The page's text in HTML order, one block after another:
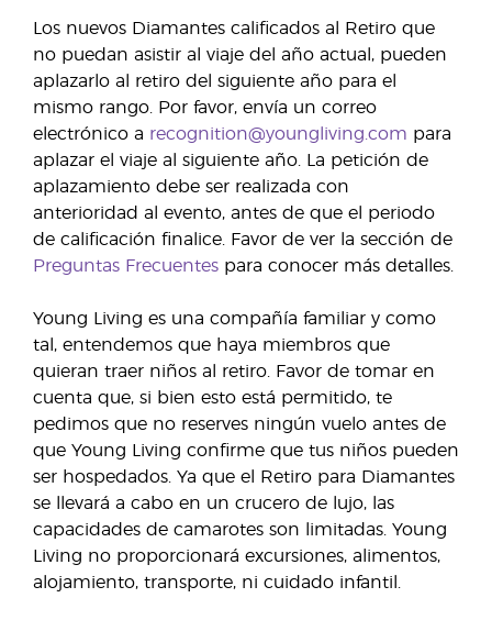
Los nuevos Diamantes calificados al Retiro que
no puedan asistir al viaje del año actual, pueden
aplazarlo al retiro del siguiente año para el
mismo rango. Por favor, envía un correo
electrónico a recognition@youngliving.com para
aplazar el viaje al siguiente año. La petición de
aplazamiento debe ser realizada con
anterioridad al evento, antes de que el periodo
de calificación finalice. Favor de ver la sección de
Preguntas Frecuentes para conocer más detalles.
Young Living es una compañía familiar y como
tal, entendemos que haya miembros que
quieran traer niños al retiro. Favor de tomar en
cuenta que, si bien esto está permitido, te
pedimos que no reserves ningún vuelo antes de
que Young Living confirme que tus niños pueden
ser hospedados. Ya que el Retiro para Diamantes
se llevará a cabo en un crucero de lujo, las
capacidades de camarotes son limitadas. Young
Living no proporcionará excursiones, alimentos,
alojamiento, transporte, ni cuidado infantil.